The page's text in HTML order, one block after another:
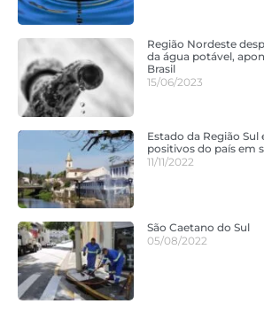
Região Nordeste
da água potável,
Brasil
15/06/2023
Estado da Região
positivos do país em
11/11/2022
São Caetano do Sul
05/08/2022